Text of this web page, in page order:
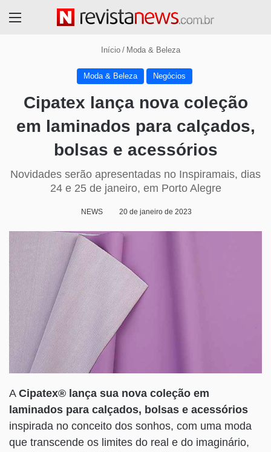
Início / Moda & Beleza
Moda & Beleza Negócios
Cipatex lança nova coleção
em laminados para calçados,
bolsas e acessórios
Novidades serão apresentadas no Inspiramais, dias
24 e 25 de janeiro, em Porto Alegre
NEWS 20 de janeiro de 2023
A Cipatex® lança sua nova coleção em
laminados para calçados, bolsas e acessórios
inspirada no conceito dos sonhos, com uma moda
que transcende os limites do real e do imaginário,